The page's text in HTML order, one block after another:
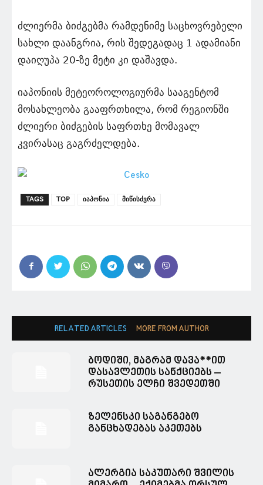
ძლიერმა ბიძგებმა რამდენიმე საცხოვრებელი
სახლი დაანგრია, რის შედეგადაც 1 ადამიანი
დაიღუპა 20-ზე მეტი კი დაშავდა.
იაპონიის მეტეოროლოგიურმა სააგენტომ
მოსახლეობა გააფრთხილა, რომ რეგიონში
ძლიერი ბიძგების საფრთხე მომავალ
კვირასაც გაგრძელდება.
TAGS TOP იაპონია მიწისძვრა
RELATED ARTICLES MORE FROM AUTHOR
ბოდიში, მაგრამ დავა**ით
დასავლეთის სანქციებს –
რუსეთის ელჩი შვედეთში
ზელენსკი საგანგებო
განცხადებას აკეთებს
ალერგია საკუთარი შვილის